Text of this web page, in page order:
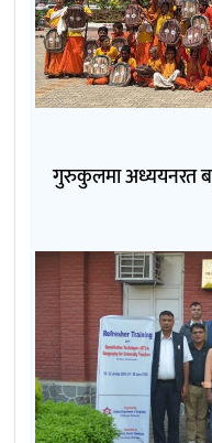
गुरुकुलमा अध्ययनरत